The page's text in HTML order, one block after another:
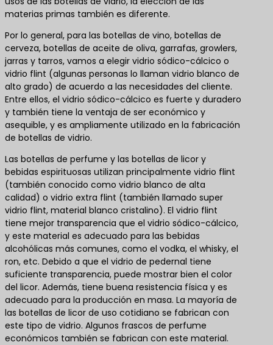
materias primas también es diferente.
Por lo general, para las botellas de vino, botellas de
cerveza, botellas de aceite de oliva, garrafas, growlers,
jarras y tarros, vamos a elegir vidrio sódico-cálcico o
vidrio flint (algunas personas lo llaman vidrio blanco de
alto grado) de acuerdo a las necesidades del cliente.
Entre ellos, el vidrio sódico-cálcico es fuerte y duradero
y también tiene la ventaja de ser económico y
asequible, y es ampliamente utilizado en la fabricación
de botellas de vidrio.
Las botellas de perfume y las botellas de licor y
bebidas espirituosas utilizan principalmente vidrio flint
(también conocido como vidrio blanco de alta
calidad) o vidrio extra flint (también llamado super
vidrio flint, material blanco cristalino). El vidrio flint
tiene mejor transparencia que el vidrio sódico-cálcico,
y este material es adecuado para las bebidas
alcohólicas más comunes, como el vodka, el whisky, el
ron, etc. Debido a que el vidrio de pedernal tiene
suficiente transparencia, puede mostrar bien el color
del licor. Además, tiene buena resistencia física y es
adecuado para la producción en masa. La mayoría de
las botellas de licor de uso cotidiano se fabrican con
este tipo de vidrio. Algunos frascos de perfume
económicos también se fabrican con este material.